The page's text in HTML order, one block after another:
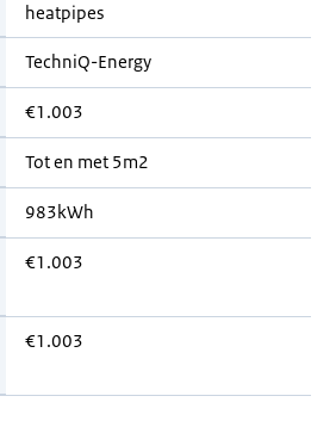
heatpipes
TechniQ-Energy
€1.003
Tot en met 5m2
983kWh
€1.003
€1.003